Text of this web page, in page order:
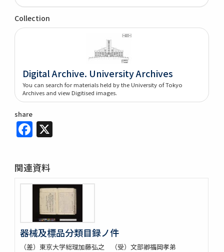
Collection
Digital Archive. University Archives
You can search for materials held by the University of Tokyo
Archives and view Digitised images.
share
Facebook
関連資料
器械及標品分類目録ノ件
（差）東京大学総理加藤弘之 （受）文部卿福岡孝弟